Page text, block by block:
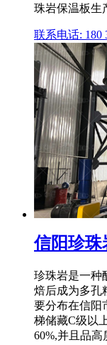
珠岩保温板生
联系电话: 180
信阳珍珠
珍珠岩是一种
焙后成为多孔
要分布在信阳
梯储藏C级以
60%,并且品高